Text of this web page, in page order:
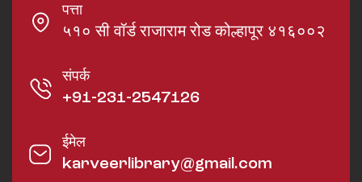
पत्ता
५१० सी वॉर्ड राजाराम रोड कोल्हापूर ४१६००२
संपर्क
+91-231-2547126
ईमेल
karveerlibrary@gmail.com